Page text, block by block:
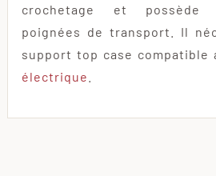
crochetage et possède
poignées de transport. Il
support top case compatible
électrique